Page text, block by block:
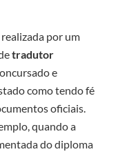
por um
tradutor
e
como tendo fé
oficiais.
quando a
do diploma